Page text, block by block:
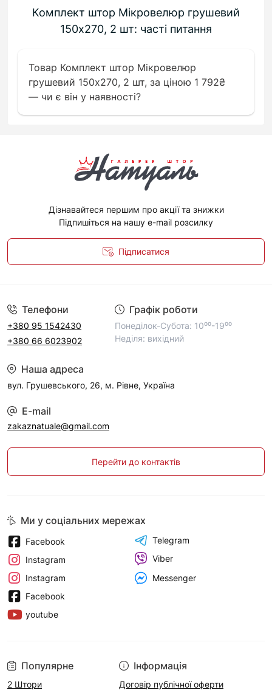
Комплект штор Мікровелюр грушевий
150х270, 2 шт: часті питання
Товар Комплект штор Мікровелюр
грушевий 150х270, 2 шт, за ціною 1 792₴
— чи є він у наявності?
Дізнавайтеся першим про акції та знижки
Підпишіться на нашу e-mail розсилку
Підписатися
Телефони
+380 95 1542430
+380 66 6023902
Графік роботи
Понеділок-Субота: 10⁰⁰-19⁰⁰
Неділя: вихідний
Наша адреса
вул. Грушевського, 26, м. Рівне, Україна
E-mail
zakaznatuale@gmail.com
Перейти до контактів
Популярне
2 Штори
Інформація
Договір публічної оферти
Ми у соціальних мережах
Facebook
Instagram
Instagram
Facebook
youtube
Telegram
Viber
Messenger